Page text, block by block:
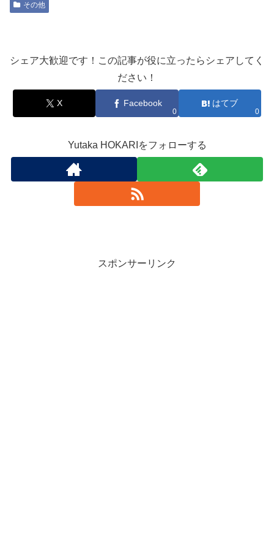
その他
シェア大歓迎です！この記事が役に立ったらシェアしてく
ださい！
X Facebook
0
はてブ
0
Yutaka HOKARIをフォローする
スポンサーリンク